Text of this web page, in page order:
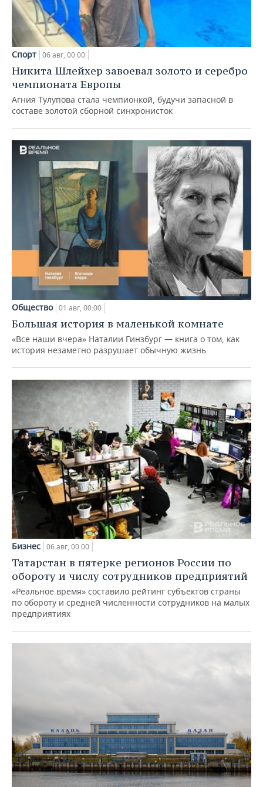
Спорт 06 авг, 00:00
Никита Шлейхер завоевал золото и серебро
чемпионата Европы
Агния Тулупова стала чемпионкой, будучи запасной в
составе золотой сборной синхронисток
Общество 01 авг, 00:00
Большая история в маленькой комнате
«Все наши вчера» Наталии Гинзбург — книга о том, как
история незаметно разрушает обычную жизнь
Бизнес 06 авг, 00:00
Татарстан в пятерке регионов России по
обороту и числу сотрудников предприятий
«Реальное время» составило рейтинг субъектов страны
по обороту и средней численности сотрудников на малых
предприятиях